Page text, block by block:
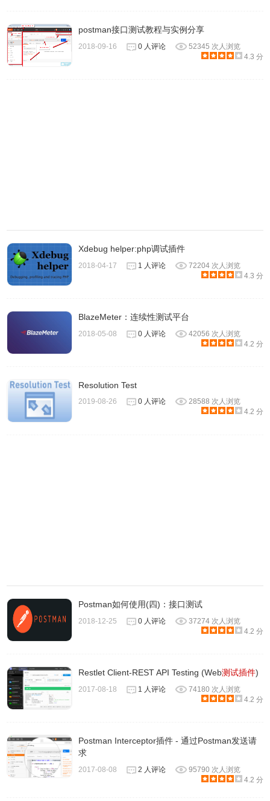
Talend API Tester插件使用方法
postman接口测试教程与实例分享
2018-09-16 0 人评论
52345 次人浏览
4.3 分
Xdebug helper:php调试插件
2018-04-17 1 人评论
72204 次人浏览
4.3 分
BlazeMeter：连续性测试平台
2018-05-08 0 人评论
42056 次人浏览
4.2 分
Resolution Test
2019-08-26 0 人评论
28588 次人浏览
4.2 分
Postman如何使用(四)：接口测试
2018-12-25 0 人评论
37274 次人浏览
4.2 分
Restlet Client-REST API Testing (Web测试插件)
2017-08-18 1 人评论
74180 次人浏览
4.2 分
Postman Interceptor插件 - 通过Postman发送请
求
2017-08-08 2 人评论
95790 次人浏览
4.2 分